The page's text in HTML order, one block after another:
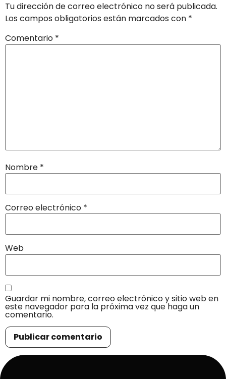
Tu dirección de correo electrónico no será publicada.
Los campos obligatorios están marcados con *
Comentario *
Nombre *
Correo electrónico *
Web
Guardar mi nombre, correo electrónico y sitio web en
este navegador para la próxima vez que haga un
comentario.